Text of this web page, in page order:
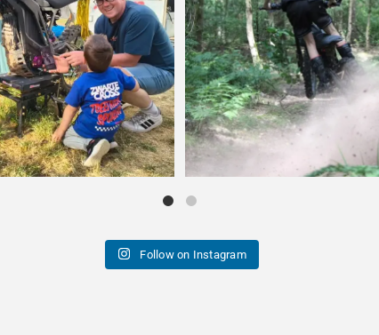
Follow on Instagram